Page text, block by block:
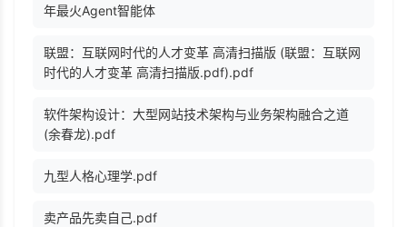
年最火Agent智能体
联盟：互联网时代的人才变革 高清扫描版 (联盟：互联网
时代的人才变革 高清扫描版.pdf).pdf
软件架构设计：大型网站技术架构与业务架构融合之道
(余春龙).pdf
九型人格心理学.pdf
卖产品先卖自己.pdf